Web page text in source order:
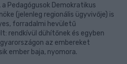
, a Pedagógusok Demokratikus
(jelenleg regionális ügyvivője) is
forradalmi hevületű
rendkívül dühítőnek és egyben
az embereket
ember baja, nyomora.